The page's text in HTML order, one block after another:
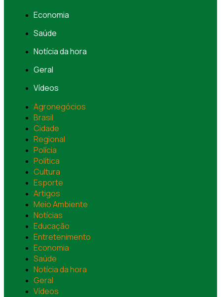
Economia
Saúde
Notícia da hora
Geral
Vídeos
Agronegócios
Brasil
Cidade
Regional
Polícia
Política
Cultura
Esporte
Artigos
Meio Ambiente
Notícias
Educação
Entretenimento
Economia
Saúde
Notícia da hora
Geral
Vídeos